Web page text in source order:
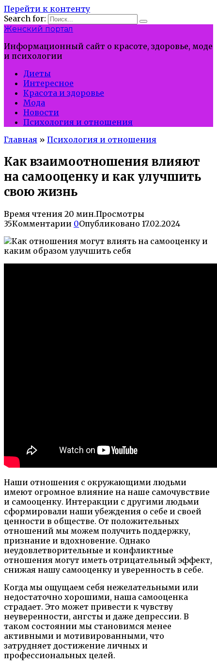
Перейти к контенту
Search for:
Женский портал
Информационный сайт о красоте, здоровье, моде
и психологии
Диеты
Интересное
Красота и здоровье
Мода
Новости
Психология и отношения
Главная » Психология и отношения
Как взаимоотношения влияют
на самооценку и как улучшить
свою жизнь
Время чтения 20 мин.Просмотры
35Комментарии 0Опубликовано 17.02.2024
Наши отношения с окружающими людьми
имеют огромное влияние на наше самочувствие
и самооценку. Интеракции с другими людьми
сформировали наши убеждения о себе и своей
ценности в обществе. От положительных
отношений мы можем получить поддержку,
признание и вдохновение. Однако
неудовлетворительные и конфликтные
отношения могут иметь отрицательный эффект,
снижая нашу самооценку и уверенность в себе.
Когда мы ощущаем себя нежелательными или
недостаточно хорошими, наша самооценка
страдает. Это может привести к чувству
неуверенности, ангсты и даже депрессии. В
таком состоянии мы становимся менее
активными и мотивированными, что
затрудняет достижение личных и
профессиональных целей.